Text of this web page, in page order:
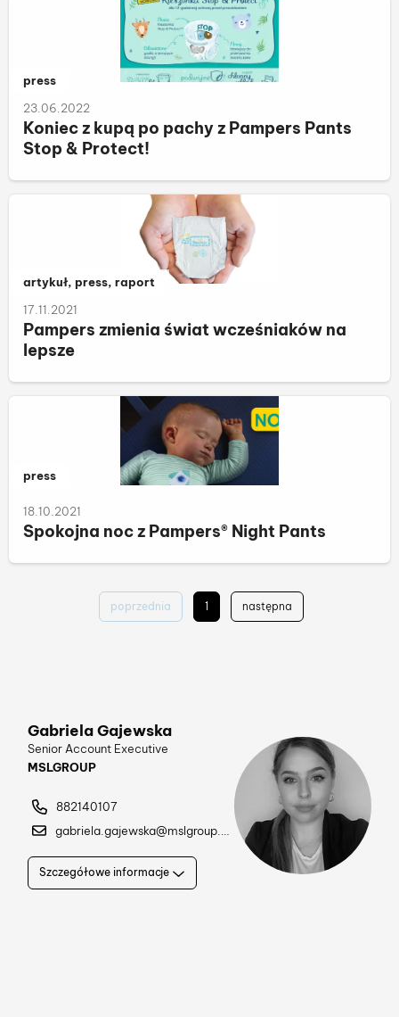
Należy do kategorii:
press
23.06.2022
Koniec z kupą po pachy z Pampers Pants
Stop & Protect!
Należy do kategorii:
artykuł, press, raport
17.11.2021
Pampers zmienia świat wcześniaków na
lepsze
Należy do kategorii:
press
18.10.2021
Spokojna noc z Pampers® Night Pants
poprzednia 1 następna
Gabriela Gajewska
Senior Account Executive
MSLGROUP
882140107
gabriela.gajewska@mslgroup.com
Szczegółowe informacje